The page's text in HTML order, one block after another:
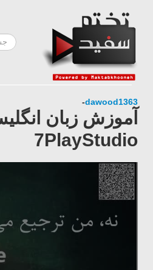
dawood1363
-
7PlayStudio